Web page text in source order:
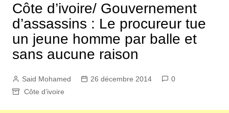
Côte d’ivoire/ Gouvernement
d’assassins : Le procureur tue
un jeune homme par balle et
sans aucune raison
Said Mohamed 26 décembre 2014
0
Côte d’ivoire